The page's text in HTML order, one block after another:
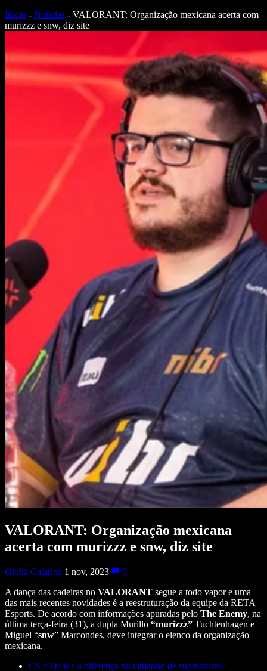
Início - Notícias - VALORANT: Organização mexicana acerta com
murizzz e snw, diz site
VALORANT: Organização mexicana
acerta com murizzz e snw, diz site
Giulia Catarina 1 nov, 2023
0
A dança das cadeiras no VALORANT segue a todo vapore uma
das mais recentes novidades é a reestruturação da equipe da RETA
Esports. De acordo com informações apuradas pelo The Enemy, na
última terça-feira (31), a dupla Murillo “murizzz” Tuchtenhagen e
Miguel “snw” Marcondes, deve integrar o elenco da organização
mexicana.
CS2: Qual é a diferença no tamanho de supressores?